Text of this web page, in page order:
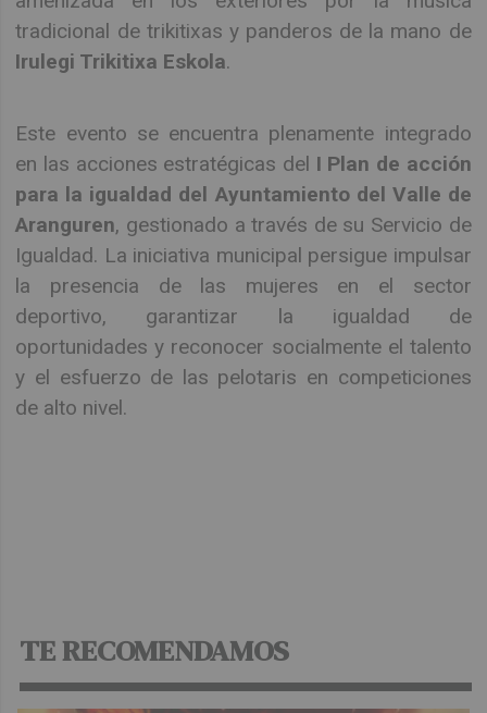
tradicional de trikitixas y panderos de la mano de
Irulegi Trikitixa Eskola.
Este evento se encuentra plenamente integrado
en las acciones estratégicas del I Plan de acción
para la igualdad del Ayuntamiento del Valle de
Aranguren, gestionado a través de su Servicio de
Igualdad. La iniciativa municipal persigue impulsar
la presencia de las mujeres en el sector
deportivo, garantizar la igualdad de
oportunidades y reconocer socialmente el talento
y el esfuerzo de las pelotaris en competiciones
de alto nivel.
TE RECOMENDAMOS